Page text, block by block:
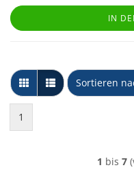
IN
Sortieren
Sortieren
1
1 bis 7